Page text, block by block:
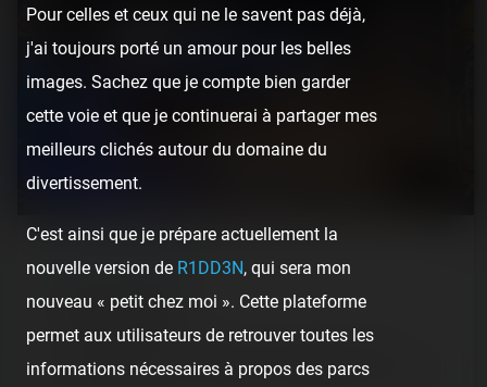
REPORT/ THEME PARK
L'Île aux Enfants
dédié aux enfants (comme son nom l'indique), mais avec
Pour celles et ceux qui ne le savent pas déjà,
j'ai toujours porté un amour pour les belles
images. Sachez que je compte bien garder
cette voie et que je continuerai à partager mes
meilleurs clichés autour du domaine du
divertissement.
C'est ainsi que je prépare actuellement la
nouvelle version de R1DD3N, qui sera mon
nouveau « petit chez moi ». Cette plateforme
permet aux utilisateurs de retrouver toutes les
informations nécessaires à propos des parcs